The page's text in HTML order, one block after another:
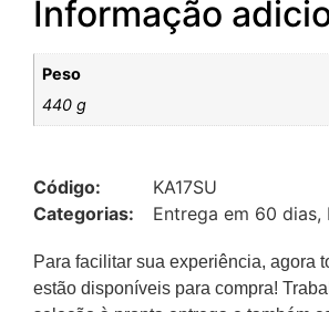
Informação
Peso
440 g
Código:
KA17SU
Categorias:
Entrega em 60 dias,
Para facilitar sua experiência, agora
estão disponíveis para compra!